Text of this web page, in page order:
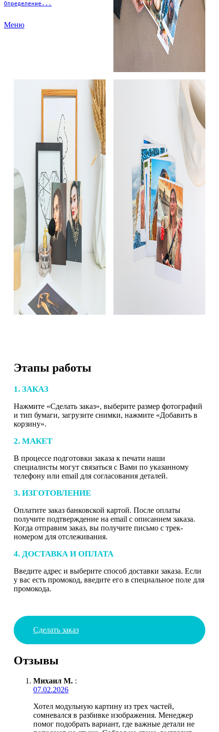
Определение...
Меню
Этапы работы
1. ЗАКАЗ
Нажмите «Сделать заказ», выберите размер фотографий
и тип бумаги, загрузите снимки, нажмите «Добавить в
корзину».
2. МАКЕТ
В процессе подготовки заказа к печати наши
специалисты могут связаться с Вами по указанному
телефону или email для согласования деталей.
3. ИЗГОТОВЛЕНИЕ
Оплатите заказ банковской картой. После оплаты
получите подтверждение на email с описанием заказа.
Когда отправим заказ, вы получите письмо с трек-
номером для отслеживания.
4. ДОСТАВКА И ОПЛАТА
Введите адрес и выберите способ доставки заказа. Если
у вас есть промокод, введите его в специальное поле для
промокода.
Сделать заказ
Отзывы
Михаил М. :
07.02.2026
Хотел модульную картину из трех частей,
сомневался в разбивке изображения. Менеджер
помог подобрать вариант, где важные детали не